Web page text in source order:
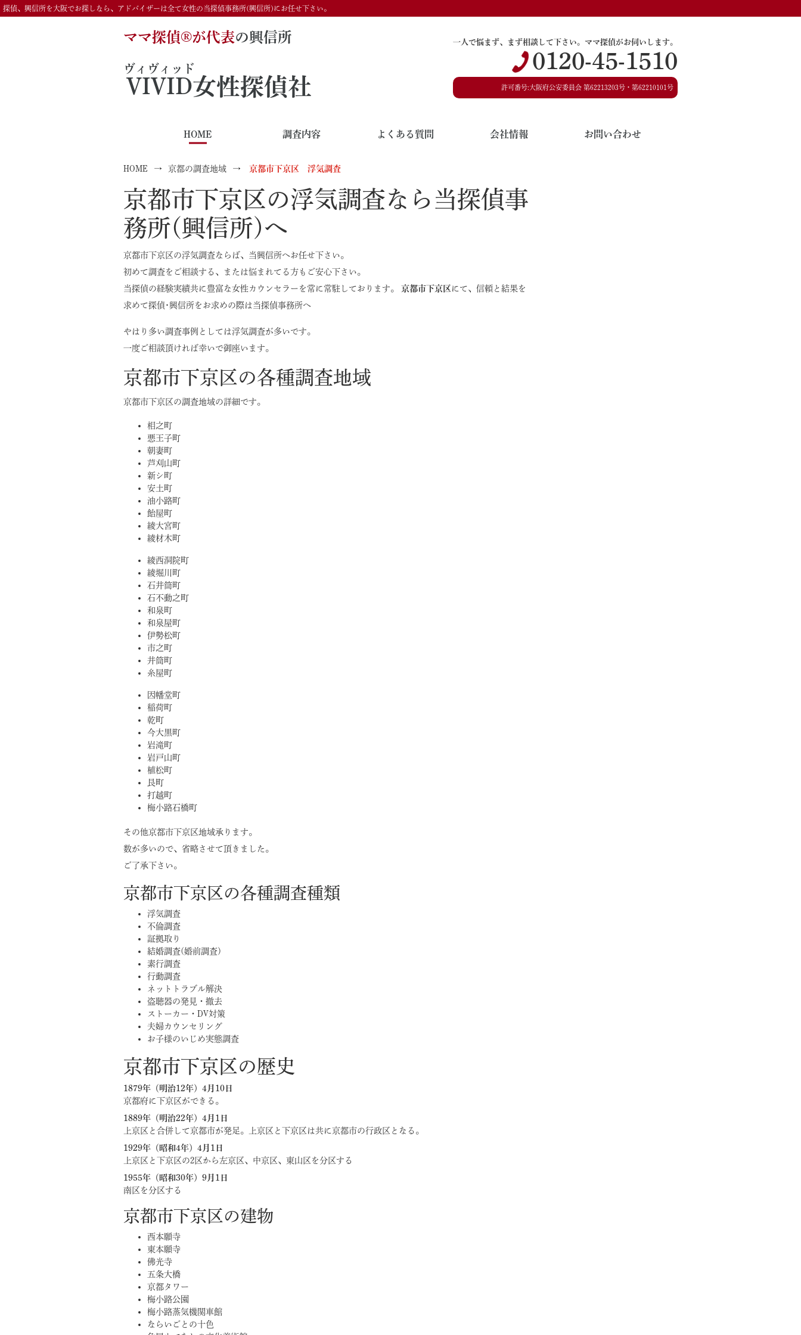
探偵、興信所を大阪でお探しなら、アドバイザーは全て女性の当探偵事務所(興信所)にお任せ下さい。
ママ探偵®️が代表の興信所
VIVID
ヴィヴィッド
女性探偵社
一人で悩まず、まず相談して下さい。 ママ探偵がお伺いします。
0120-45-1510
許可番号:大阪府公安委員会 第62213203号・第62210101号
HOME 調査内容 よくある質問 会社情報 お問い合わせ
HOME 京都の調査地域 京都市下京区 浮気調査
京都市下京区の浮気調査なら当探偵事
務所(興信所)へ
京都市下京区の浮気調査ならば、当興信所へお任せ下さい。
初めて調査をご相談する、または悩まれてる方もご安心下さい。
当探偵の経験実績共に豊富な女性カウンセラーを常に常駐しております。 京都市下京区 にて、信頼と結果を
求めて探偵･興信所をお求めの際は当探偵事務所へ
やはり多い調査事例としては浮気調査が多いです。
一度ご相談頂ければ幸いで御座います。
京都市下京区の各種調査地域
京都市下京区の調査地域の詳細です。
相之町
悪王子町
朝妻町
芦刈山町
新シ町
安土町
油小路町
飴屋町
綾大宮町
綾材木町
綾西洞院町
綾堀川町
石井筒町
石不動之町
和泉町
和泉屋町
伊勢松町
市之町
井筒町
糸屋町
因幡堂町
稲荷町
乾町
今大黒町
岩滝町
岩戸山町
植松町
艮町
打越町
梅小路石橋町
その他京都市下京区地域承ります。
数が多いので、省略させて頂きました。
ご了承下さい。
京都市下京区の各種調査種類
浮気調査
不倫調査
証拠取り
結婚調査(婚前調査)
素行調査
行動調査
ネットトラブル解決
盗聴器の発見・撤去
ストーカー・DV対策
夫婦カウンセリング
お子様のいじめ実態調査
京都市下京区の歴史
1879年（明治12年）4月10日
京都府に下京区ができる。
1889年（明治22年）4月1日
上京区と合併して京都市が発足。上京区と下京区は共に京都市の行政区となる。
1929年（昭和4年）4月1日
上京区と下京区の2区から左京区、中京区、東山区を分区する
1955年（昭和30年）9月1日
南区を分区する
京都市下京区の建物
西本願寺
東本願寺
佛光寺
五条大橋
京都タワー
梅小路公園
梅小路蒸気機関車館
ならいごとの十色